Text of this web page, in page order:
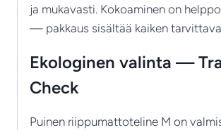
ja mukavasti. Kokoaminen on
— pakkaus sisältää kaiken
Ekologinen valinta —
Check
Puinen riippumattoteline M on